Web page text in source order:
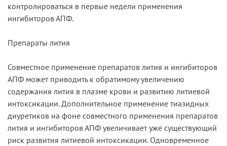
контролироваться в первые недели применения
ингибиторов АПФ.
Препараты лития
Совместное применение препаратов лития и ингибиторов
АПФ может приводить к обратимому увеличению
содержания лития в плазме крови и развитию литиевой
интоксикации. Дополнительное применение тиазидных
диуретиков на фоне совместного применения препаратов
лития и ингибиторов АПФ увеличивает уже существующий
риск развития литиевой интоксикации. Одновременное